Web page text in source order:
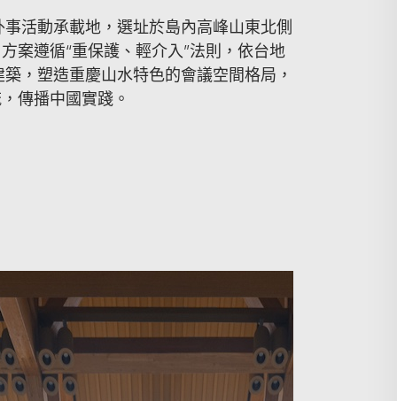
活動承載地，選址於島內高峰山東北側
案遵循“重保護、輕介入”法則，依台地
，塑造重慶山水特色的會議空間格局，
傳播中國實踐。